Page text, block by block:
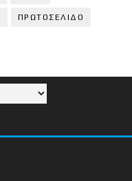
ΠΡΩΤΟΣΕΛΙΔΟ